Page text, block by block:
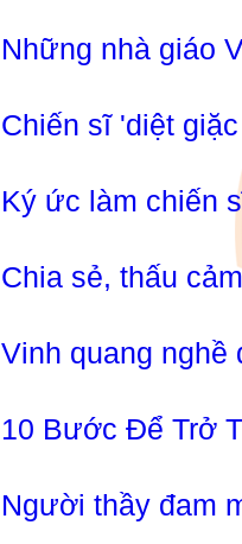
Những nhà giáo
Chiến sĩ 'diệt
Ký ức làm chiến
Chia sẻ, thấu
Vinh quang nghề
10 Bước Để Trở
Người thầy đam